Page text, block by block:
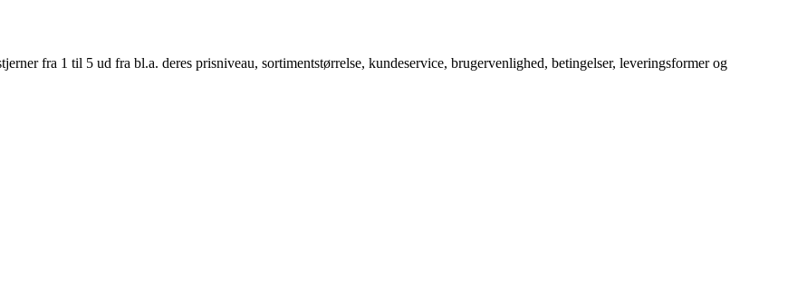
fra 1 til 5 ud fra bl.a. deres prisniveau, sortimentstørrelse, kundeservice, brugervenlighed, betingelser, leveringsformer og